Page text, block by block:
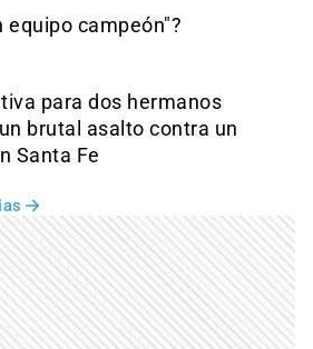
equipo campeón"?
para dos hermanos
brutal asalto contra un
Santa Fe